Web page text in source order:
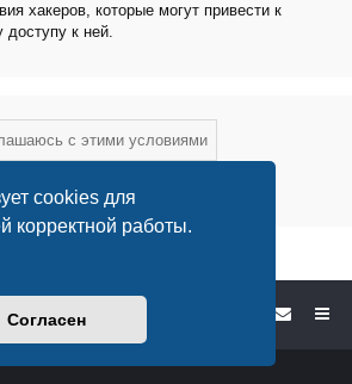
cookies для
корректной работы.
Согласен
хакеров, которые могут привести к
доступу к ней.
форумов